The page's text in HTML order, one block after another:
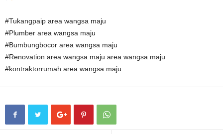
#Tukangpaip area wangsa maju
#Plumber area wangsa maju
#Bumbungbocor area wangsa maju
#Renovation area wangsa maju area wangsa maju
#kontraktorrumah area wangsa maju